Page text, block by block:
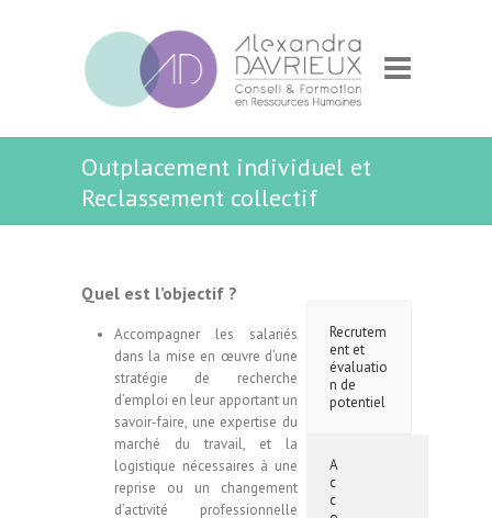
Outplacement individuel et
Reclassement collectif
Quel est l’objectif ?
Accompagner les salariés
dans la mise en œuvre d’une
stratégie de recherche
d’emploi en leur apportant un
savoir-faire, une expertise du
marché du travail, et la
logistique nécessaires à une
reprise ou un changement
d’activité professionnelle
Recrutem
ent et
évaluatio
n de
potentiel
A
c
c